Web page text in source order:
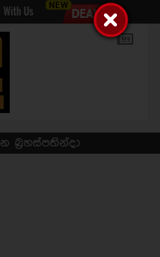
Us
බ්‍රහස්පතින්දා